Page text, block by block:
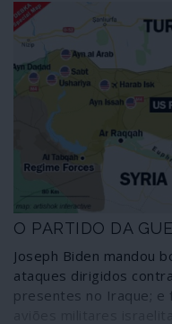
mas não
criatura, a quem até já
estatuto de
drástica que poderá
cidadãos europeus? A
Navalny é um
nacionalista e
fascismos, um
ou menos
cada um tire as suas
a União Europeia
cumprindo o papel que
em Washington.
O PARTIDO DA
Joseph Biden mandou
ataques dirigidos
presentes no Iraque; e